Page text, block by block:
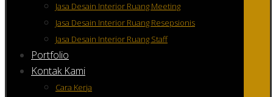
Jasa Desain Interior Ruang Meeting
Jasa Desain Interior Ruang Resepsionis
Jasa Desain Interior Ruang Staff
Portfolio
Kontak Kami
Cara Kerja